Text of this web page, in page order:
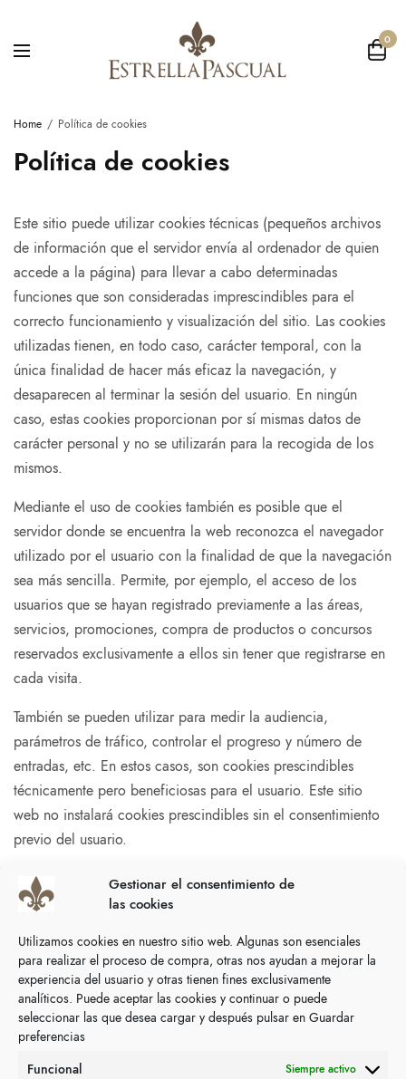
Gestionar el consentimiento de
las cookies
Utilizamos cookies en nuestro sitio web. Algunas son esenciales
para realizar el proceso de compra, otras nos ayudan a mejorar la
experiencia del usuario y otras tienen fines exclusivamente
analíticos. Puede aceptar las cookies y continuar o puede
seleccionar las que desea cargar y después pulsar en Guardar
preferencias
Funcional
Siempre activo
0
Home Política de cookies
Política de cookies
Este sitio puede utilizar cookies técnicas (pequeños archivos
de información que el servidor envía al ordenador de quien
accede a la página) para llevar a cabo determinadas
funciones que son consideradas imprescindibles para el
correcto funcionamiento y visualización del sitio. Las cookies
utilizadas tienen, en todo caso, carácter temporal, con la
única finalidad de hacer más eficaz la navegación, y
desaparecen al terminar la sesión del usuario. En ningún
caso, estas cookies proporcionan por sí mismas datos de
carácter personal y no se utilizarán para la recogida de los
mismos.
Mediante el uso de cookies también es posible que el
servidor donde se encuentra la web reconozca el navegador
utilizado por el usuario con la finalidad de que la navegación
sea más sencilla. Permite, por ejemplo, el acceso de los
usuarios que se hayan registrado previamente a las áreas,
servicios, promociones, compra de productos o concursos
reservados exclusivamente a ellos sin tener que registrarse en
cada visita.
También se pueden utilizar para medir la audiencia,
parámetros de tráfico, controlar el progreso y número de
entradas, etc. En estos casos, son cookies prescindibles
técnicamente pero beneficiosas para el usuario. Este sitio
web no instalará cookies prescindibles sin el consentimiento
previo del usuario.
CONFIGURACIÓN DE COOKIES
El usuario tiene la posibilidad de configurar su navegador
para ser alertado de la recepción de cookies y para impedir
su instalación en su equipo. Por favor, consulte las
instrucciones de su navegador para ampliar esta información.
Puede usted rechazar el tratamiento de los datos o la
información rechazando el uso de cookies mediante la
selección de la configuración apropiada de su navegador,